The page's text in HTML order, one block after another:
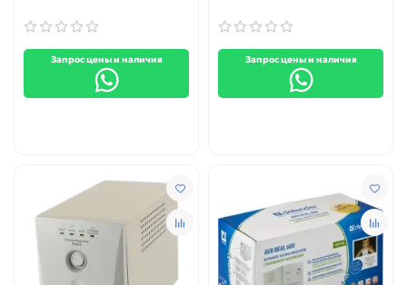
Запрос цены и наличия Запрос цены и наличия